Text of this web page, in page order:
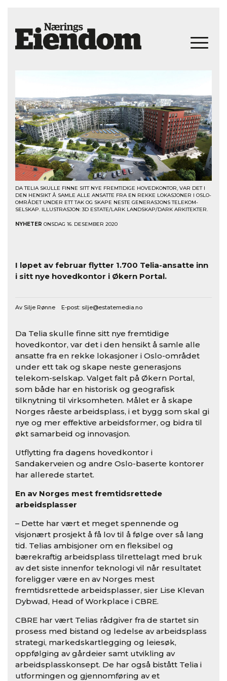
DA TELIA SKULLE FINNE SITT NYE FREMTIDIGE HOVEDKONTOR, VAR DET I
DEN HENSIKT Å SAMLE ALLE ANSATTE FRA EN REKKE LOKASJONER I OSLO-
OMRÅDET UNDER ETT TAK OG SKAPE NESTE GENERASJONS TELEKOM-
SELSKAP. ILLUSTRASJON: 3D ESTATE/LARK LANDSKAP/DARK ARKITEKTER.
NYHETER ONSDAG 16. DESEMBER 2020
I løpet av februar flytter 1.700 Telia-ansatte inn
i sitt nye hovedkontor i Økern Portal.
Av Silje Rønne E-post: silje@estatemedia.no
Da Telia skulle finne sitt nye fremtidige
hovedkontor, var det i den hensikt å samle alle
ansatte fra en rekke lokasjoner i Oslo-området
under ett tak og skape neste generasjons
telekom-selskap. Valget falt på Økern Portal,
som både har en historisk og geografisk
tilknytning til virksomheten. Målet er å skape
Norges råeste arbeidsplass, i et bygg som skal gi
nye og mer effektive arbeidsformer, og bidra til
økt samarbeid og innovasjon.
Utflytting fra dagens hovedkontor i
Sandakerveien og andre Oslo-baserte kontorer
har allerede startet.
En av Norges mest fremtidsrettede
arbeidsplasser
– Dette har vært et meget spennende og
visjonært prosjekt å få lov til å følge over så lang
tid. Telias ambisjoner om en fleksibel og
bærekraftig arbeidsplass tilrettelagt med bruk
av det siste innenfor teknologi vil når resultatet
foreligger være en av Norges mest
fremtidsrettede arbeidsplasser, sier Lise Klevan
Dybwad, Head of Workplace i CBRE.
CBRE har vært Telias rådgiver fra de startet sin
prosess med bistand og ledelse av arbeidsplass
strategi, markedskartlegging og leiesøk,
oppfølging av gårdeier samt utvikling av
arbeidsplasskonsept. De har også bistått Telia i
utformingen og gjennomføring av et